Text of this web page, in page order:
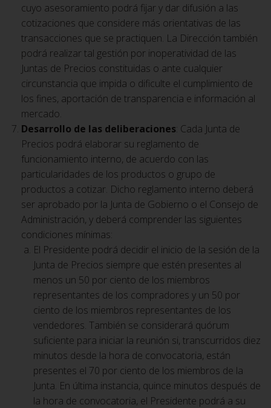
cuyo asesoramiento podrá fijar y dar difusión a las
cotizaciones que considere más orientativas de las
transacciones que se practiquen. La Dirección también
podrá realizar tal gestión por inoperatividad de las
Juntas de Precios constituidas o ante cualquier
circunstancia que impida o dificulte el cumplimiento de
los fines, aportación de transparencia e información al
mercado.
Desarrollo de las deliberaciones: Cada Junta de
Precios podrá elaborar su reglamento de
funcionamiento interno, de acuerdo con las
particularidades de los productos o grupo de
productos a cotizar. Dicho reglamento interno deberá
ser aprobado por la Junta de Gobierno o el Consejo de
Administración, y deberá comprender las siguientes
condiciones mínimas:
El Presidente podrá decidir el inicio de la sesión de la
Junta de Precios siempre que estén presentes al
menos un 50 por ciento de los miembros
representantes de los compradores y un 50 por
ciento de los miembros representantes de los
vendedores. También se considerará quórum
suficiente para iniciar la reunión si, transcurridos diez
minutos desde la hora de convocatoria, están
presentes el 70 por ciento de los miembros de la
Junta. En última instancia, quince minutos después de
la hora de convocatoria, el Presidente podrá a su